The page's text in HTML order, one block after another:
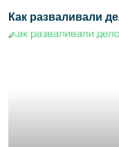
Как разваливали